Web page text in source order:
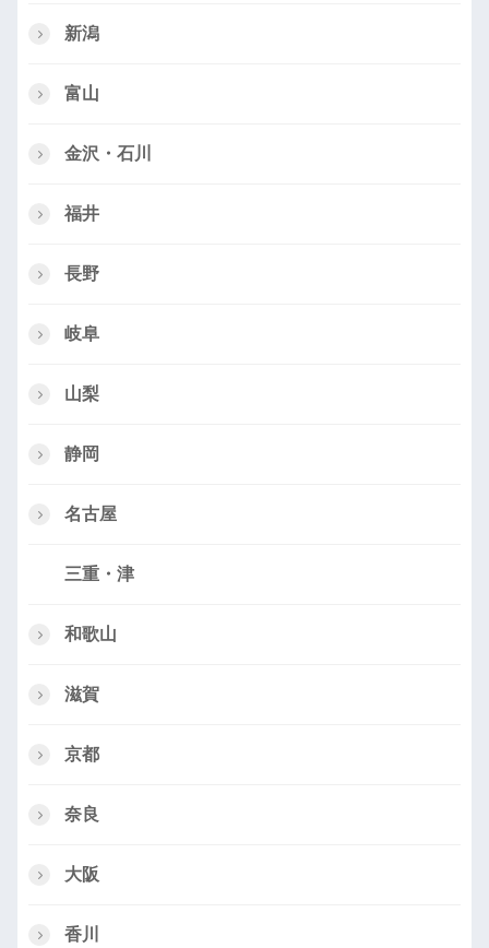
新潟
富山
金沢・石川
福井
長野
岐阜
山梨
静岡
名古屋
三重・津
和歌山
滋賀
京都
奈良
大阪
香川